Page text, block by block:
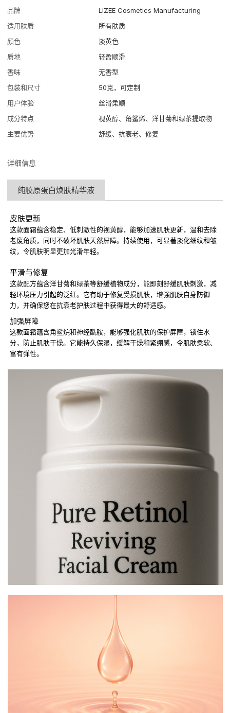
品牌
LIZEE Cosmetics Manufacturing
适用肤质
所有肤质
颜色
淡黄色
质地
轻盈顺滑
香味
无香型
包装和尺寸
50克，可定制
用户体验
丝滑柔顺
成分特点
视黄醇、角鲨烯、洋甘菊和绿茶提取物
主要优势
舒缓、抗衰老、修复
详细信息
纯胶原蛋白焕肤精华液
皮肤更新
这款面霜蕴含稳定、低刺激性的视黄醇，能够加速肌肤更新，温和去除
老废角质，同时不破坏肌肤天然屏障。持续使用，可显著淡化细纹和皱
纹，令肌肤明显更加光滑年轻。
平滑与修复
这款配方蕴含洋甘菊和绿茶等舒缓植物成分，能即刻舒缓肌肤刺激，减
轻环境压力引起的泛红。它有助于修复受损肌肤，增强肌肤自身防御
力，并确保您在抗衰老护肤过程中获得最大的舒适感。
加强屏障
这款面霜蕴含角鲨烷和神经酰胺，能够强化肌肤的保护屏障，锁住水
分，防止肌肤干燥。它能持久保湿，缓解干燥和紧绷感，令肌肤柔软、
富有弹性。